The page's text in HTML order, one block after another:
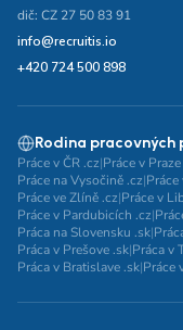
dič: CZ 27 50 83 91
info@recruitis.io
+420 724 500 898
Rodina
Práce v ČR .cz|Práce v
Práce na Vysočině .cz|
Práce ve Zlíně .cz|Práce v
Práce v Pardubicích .cz|
Práca na Slovensku .sk|
Práca v Prešove .sk|Práca v
Práca v Bratislave .sk|Práce